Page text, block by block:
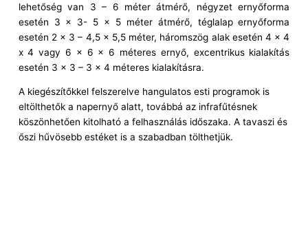
lehetőség van 3 – 6 méter átmérő, négyzet ernyőforma
esetén 3 x 3- 5 x 5 méter átmérő, téglalap ernyőforma
esetén 2 x 3 – 4,5 x 5,5 méter, háromszög alak esetén 4 x 4
x 4 vagy 6 x 6 x 6 méteres ernyő, excentrikus kialakítás
esetén 3 x 3 – 3 x 4 méteres kialakításra.
A kiegészítőkkel felszerelve hangulatos esti programok is
eltölthetők a napernyő alatt, továbbá az infrafűtésnek
köszönhetően kitolható a felhasználás időszaka. A tavaszi és
őszi hűvösebb estéket is a szabadban tölthetjük.